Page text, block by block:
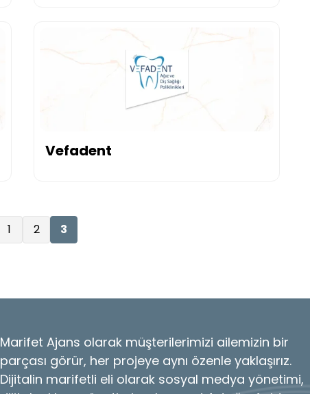
Vefadent
1 2 3
Marifet Ajans olarak müşterilerimizi ailemizin bir
parçası görür, her projeye aynı özenle yaklaşırız.
Dijitalin marifetli eli olarak sosyal medya yönetimi,